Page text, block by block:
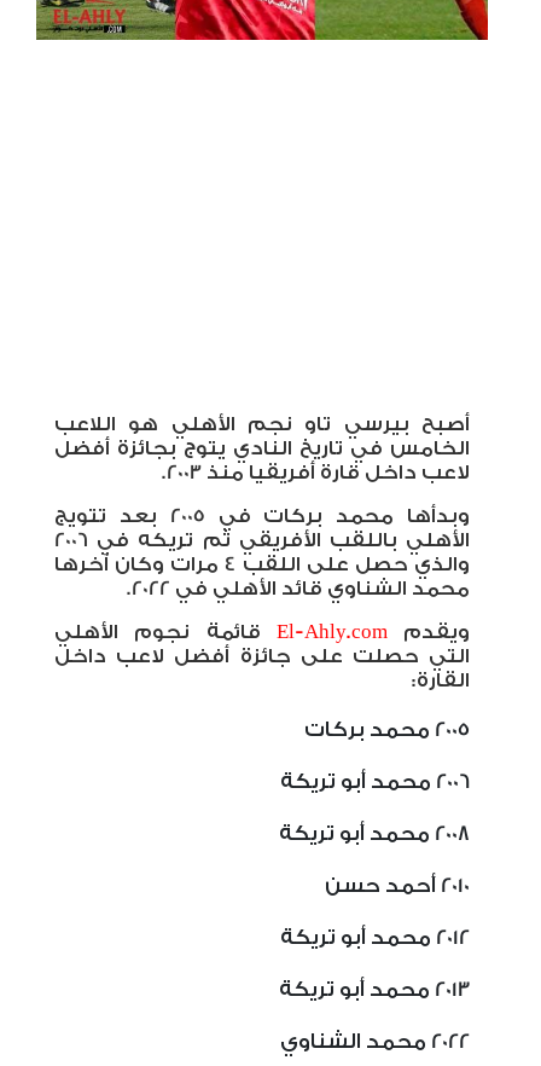
أصبح بيرسي تاو نجم الأهلي هو اللاعب
الخامس في تاريخ النادي يتوج بجائزة أفضل
لاعب داخل قارة أفريقيا منذ 2003.
وبدأها محمد بركات في 2005 بعد تتويج
الأهلي باللقب الأفريقي ثم تريكه في 2006
والذي حصل على اللقب 4 مرات وكان آخرها
محمد الشناوي قائد الأهلي في 2022.
ويقدمEl-Ahly.com قائمة نجوم الأهلي
التي حصلت على جائزة أفضل لاعب داخل
القارة:
2005 محمد بركات
2006 محمد أبو تريكة
2008 محمد أبو تريكة
2010 أحمد حسن
2012 محمد أبو تريكة
2013 محمد أبو تريكة
2022 محمد الشناوي